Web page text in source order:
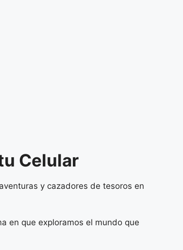
Celular
y cazadores de tesoros en
en que exploramos el mundo que